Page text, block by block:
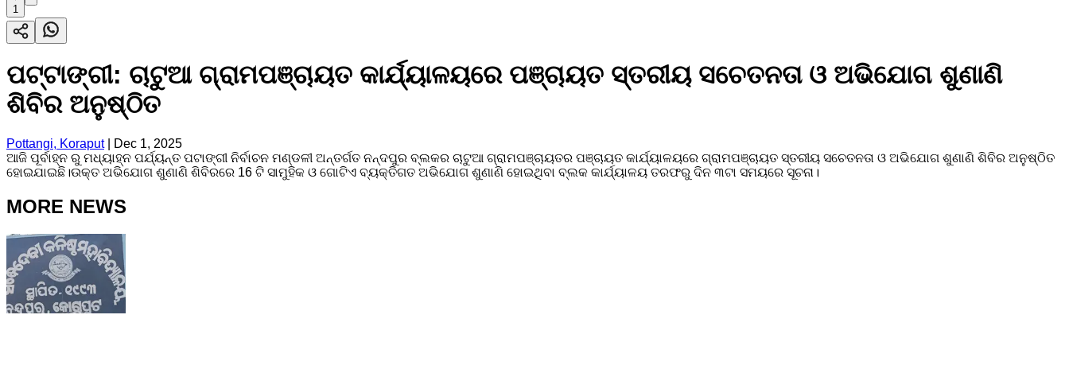
1
ପଟ୍ଟାଙ୍ଗୀ: ଚାଟୁଆ ଗ୍ରାମପଞ୍ଚାୟତ କାର୍ଯ୍ୟାଳୟରେ ପଞ୍ଚାୟତ ସ୍ତରୀୟ ସଚେତନତା ଓ ଅଭିଯୋଗ ଶୁଣାଣି
ଶିବିର ଅନୁଷ୍ଠିତ
Pottangi, Koraput|
Dec 1, 2025
ଆଜି ପୂର୍ବାହ୍ନ ରୁ ମଧ୍ୟାହ୍ନ ପର୍ଯ୍ୟନ୍ତ ପଟାଙ୍ଗୀ ନିର୍ବାଚନ ମଣ୍ଡଳୀ ଅନ୍ତର୍ଗତ ନନ୍ଦପୁର ବ୍ଲକର ଚାଟୁଆ ଗ୍ରାମପଞ୍ଚାୟତର ପଞ୍ଚାୟତ କାର୍ଯ୍ୟାଳୟରେ ଗ୍ରାମପଞ୍ଚାୟତ ସ୍ତରୀୟ ସଚେତନତା ଓ ଅଭିଯୋଗ ଶୁଣାଣି ଶିବିର ଅନୁଷ୍ଠିତ
ହୋଇଯାଇଛି।ଉକ୍ତ ଅଭିଯୋଗ ଶୁଣାଣି ଶିବିରରେ 16 ଟି ସାମୁହିକ ଓ ଗୋଟିଏ ବ୍ୟକ୍ତିଗତ ଅଭିଯୋଗ ଶୁଣାଣି ହୋଇଥିବା ବ୍ଲକ କାର୍ଯ୍ୟାଳୟ ତରଫରୁ ଦିନ ୩ଟା ସମୟରେ ସୂଚନା।
MORE NEWS